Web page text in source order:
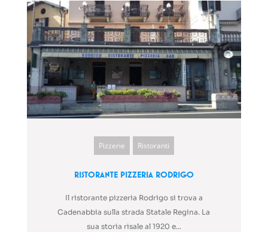
Pizzerie Ristoranti
Ristorante Pizzeria Rodrigo
Il ristorante pizzeria Rodrigo si trova a
Cadenabbia sulla strada Statale Regina. La
sua storia risale al 1920 e...